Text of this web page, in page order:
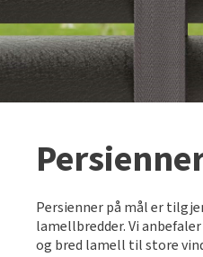
Persienner på mål er
lamellbredder. Vi
og bred lamell til store